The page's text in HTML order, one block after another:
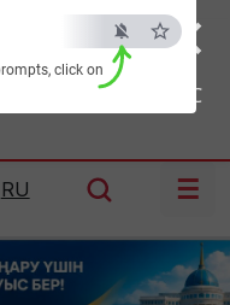
×
ESC
click on
Шымкент:39°C
RU ☰